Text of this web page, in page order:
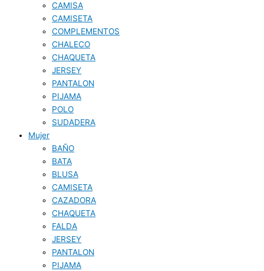
CAMISA
CAMISETA
COMPLEMENTOS
CHALECO
CHAQUETA
JERSEY
PANTALON
PIJAMA
POLO
SUDADERA
Mujer
BAÑO
BATA
BLUSA
CAMISETA
CAZADORA
CHAQUETA
FALDA
JERSEY
PANTALON
PIJAMA